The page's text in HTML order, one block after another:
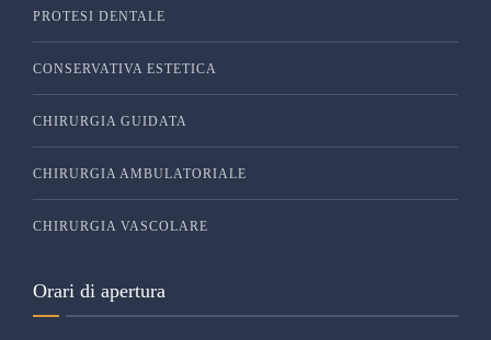
PROTESI DENTALE
CONSERVATIVA ESTETICA
CHIRURGIA GUIDATA
CHIRURGIA AMBULATORIALE
CHIRURGIA VASCOLARE
Orari di apertura